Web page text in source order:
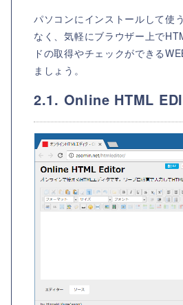
パソコンにインストールして使
なく、気軽にブラウザー上で
ドの取得やチェックができる
ましょう。
2.1. Online HTML